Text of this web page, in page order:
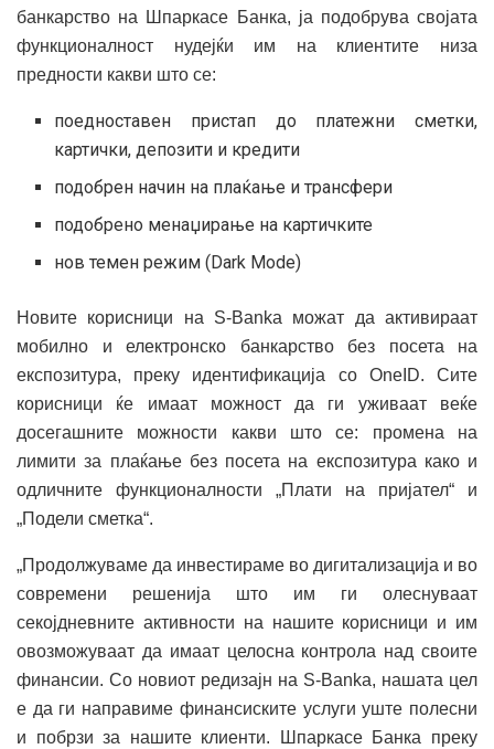
банкарство на Шпаркасе Банка, ја подобрува својата
функционалност нудејќи им на клиентите низа
предности какви што се:
поедноставен пристап до платежни сметки,
картички, депозити и кредити
подобрен начин на плаќање и трансфери
подобрено менаџирање на картичките
нов темен режим (Dark Mode)
Новите корисници на S-Banka можат да активираат
мобилно и електронско банкарство без посета на
експозитура, преку идентификација со OneID. Сите
корисници ќе имаат можност да ги уживаат веќе
досегашните можности какви што се: промена на
лимити за плаќање без посета на експозитура како и
одличните функционалности „Плати на пријател“ и
„Подели сметка“.
„Продолжуваме да инвестираме во дигитализација и во
современи решенија што им ги олеснуваат
секојдневните активности на нашите корисници и им
овозможуваат да имаат целосна контрола над своите
финансии. Со новиот редизајн на S-Banka, нашата цел
е да ги направиме финансиските услуги уште полесни
и побрзи за нашите клиенти. Шпаркасе Банка преку